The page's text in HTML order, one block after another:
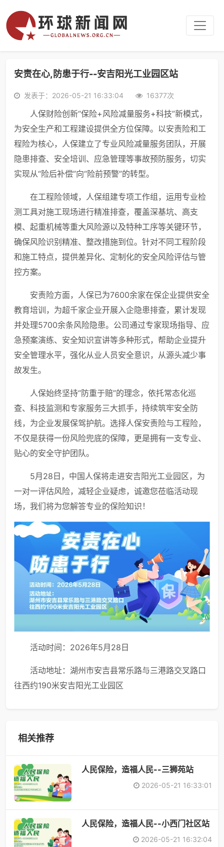
安责在心,防患于行--安吉阳光工业园区站
发表于：2026-05-21 16:33:04 16377次
人保财险创新“保险+风险减量服务+科技”新模式，
为安全生产和工程建设提供全方位保障。以安责险和工
程险为核心，人保建立了专业风险减量服务团队，开展
隐患排查、安全培训、应急管理等事故预防服务，切实
实现从“险后补偿”向“险前预警”的转型。
在工程险领域，人保组建专项工作组，运用专业检
测工具对施工现场进行精准排查，覆盖深基坑、高支
模、起重机械等重大风险源以及特种工序等关键环节，
确保风险识别精准、整改措施到位。针对不同工程阶段
和施工特点，提供差异化、定制化的安全风险评估与管
控方案。
安责险方面，人保已为7600余家在保企业提供安全
教育培训，为超千家企业开展入企隐患排查，累计发现
并处理5700余条风险隐患。公司通过专家现场指导、应
急预案演练、安全知识宣讲等多种形式，帮助企业提升
安全管理水平，强化从业人员安全意识，从源头减少事
故发生。
人保始终坚持“防重于赔”的理念，依托常态化巡
查、科技监测和专家服务三大抓手，持续筑牢安全防
线，为企业发展保驾护航。选择人保安责险与工程险，
不仅是获得一份风险兜底的保障，更是拥有一支专业、
贴心的安全守护团队。
5月28日，中国人保将走进安吉阳光工业园区，为
一对一评估风险，减轻企业疑虑，诚邀您莅临活动现
场，我们将为您解答专业的保险知识！
活动时间：2026年5月28日
活动地址：湖州市安吉县常乐路与三港路交叉路口
往西约190米安吉阳光工业园区
相关推荐
人民保险，造福人民--三狮苑站
2026-05-21 16:33:01
人民保险，造福人民--小西门社区站
2026-05-21 16:32:04